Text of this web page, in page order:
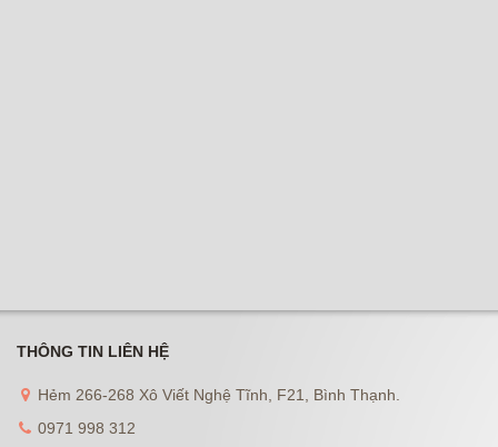
THÔNG TIN LIÊN HỆ
Hẻm 266-268 Xô Viết Nghệ Tĩnh, F21, Bình Thạnh.
0971 998 312